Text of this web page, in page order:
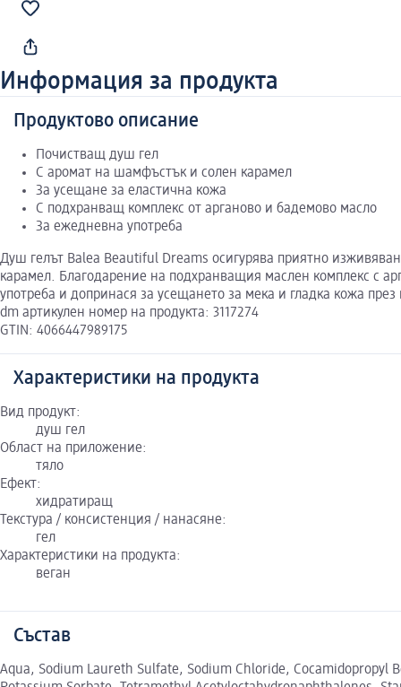
Информация за продукта
Продуктово описание
Почистващ душ гел
С аромат на шамфъстък и солен карамел
За усещане за еластична кожа
С подхранващ комплекс от арганово и бадемово масло
За ежедневна употреба
Душ гелът Balea Beautiful Dreams осигурява приятно
карамел. Благодарение на подхранващия маслен комплекс с
употреба и допринася за усещането за мека и гладка кожа
dm артикулен номер на продукта: 3117274
GTIN: 4066447989175
Характеристики на продукта
Вид продукт:
душ гел
Област на приложение:
тяло
Ефект:
хидратиращ
Текстура / консистенция / нанасяне:
гел
Характеристики на продукта:
веган
Състав
Aqua, Sodium Laureth Sulfate, Sodium Chloride, Cocamidopropyl